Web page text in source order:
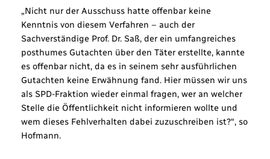
„Nicht nur der Ausschuss hatte offenbar keine
Kenntnis von diesem Verfahren – auch der
Sachverständige Prof. Dr. Saß, der ein umfangreiches
posthumes Gutachten über den Täter erstellte, kannte
es offenbar nicht, da es in seinem sehr ausführlichen
Gutachten keine Erwähnung fand. Hier müssen wir uns
als SPD-Fraktion wieder einmal fragen, wer an welcher
Stelle die Öffentlichkeit nicht informieren wollte und
wem dieses Fehlverhalten dabei zuzuschreiben ist?“, so
Hofmann.